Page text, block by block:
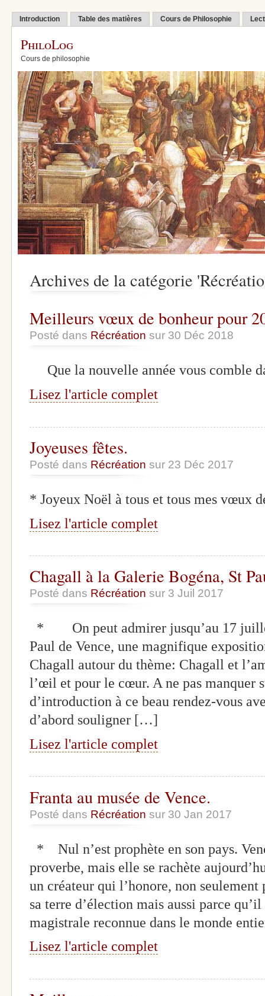
Introduction Table des matières Cours de Philosophie
PhiloLog
Cours de philosophie
Archives de la catégorie
Meilleurs vœux de bonheur pour
Posté dans Récréation sur 30 Déc 2018
Que la nouvelle année vous comble
Lisez l'article complet
Joyeuses fêtes.
Posté dans Récréation sur 23 Déc 2017
* Joyeux Noël à tous et tous mes vœux
Lisez l'article complet
Chagall à la Galerie Bogéna, St
Posté dans Récréation sur 3 Juil 2017
* On peut admirer jusqu’au 17
Paul de Vence, une magnifique
Chagall autour du thème: Chagall et
l’œil et pour le cœur. A ne pas
d’introduction à ce beau rendez-vous
d’abord souligner […]
Lisez l'article complet
Franta au musée de Vence.
Posté dans Récréation sur 30 Jan 2017
* Nul n’est prophète en son pays.
proverbe, mais elle se rachète
un créateur qui l’honore, non
sa terre d’élection mais aussi parce
magistrale reconnue dans le monde
Lisez l'article complet